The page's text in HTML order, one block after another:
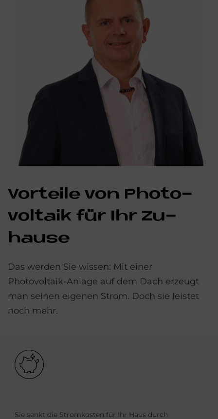
Vor­teile von Pho­to­
vol­ta­ik für Ihr Zu­
hau­se
Das werden Sie wissen: Mit einer
Photovoltaik-Anlage auf dem Dach erzeugt
man seinen eigenen Strom. Doch sie leistet
noch mehr.
Bild
Sie senkt die Stromkosten für Ihr Haus durch